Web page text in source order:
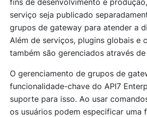
serviço seja publicado
grupos de gateway para atender a
Além de serviços, plugins globais e
também são gerenciados através
O gerenciamento de grupos de
funcionalidade-chave do API7
suporte para isso. Ao usar
os usuários podem especificar uma